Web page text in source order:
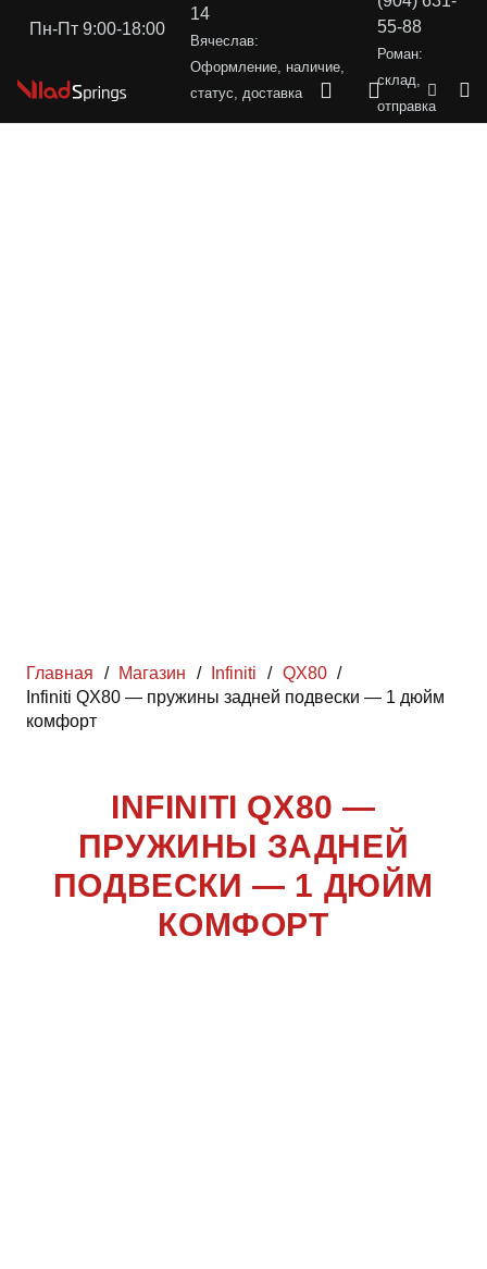
Пн-Пт 9:00-18:00
14
Вячеслав:
Оформление, наличие,
статус, доставка
55-88
Роман:
склад,
отправка
Главная / Магазин / Infiniti / QX80 /
Infiniti QX80 — пружины задней подвески — 1 дюйм
комфорт
INFINITI QX80 —
ПРУЖИНЫ ЗАДНЕЙ
ПОДВЕСКИ — 1 ДЮЙМ
КОМФОРТ